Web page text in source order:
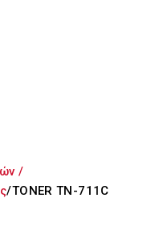
/
/TONER TN-711C